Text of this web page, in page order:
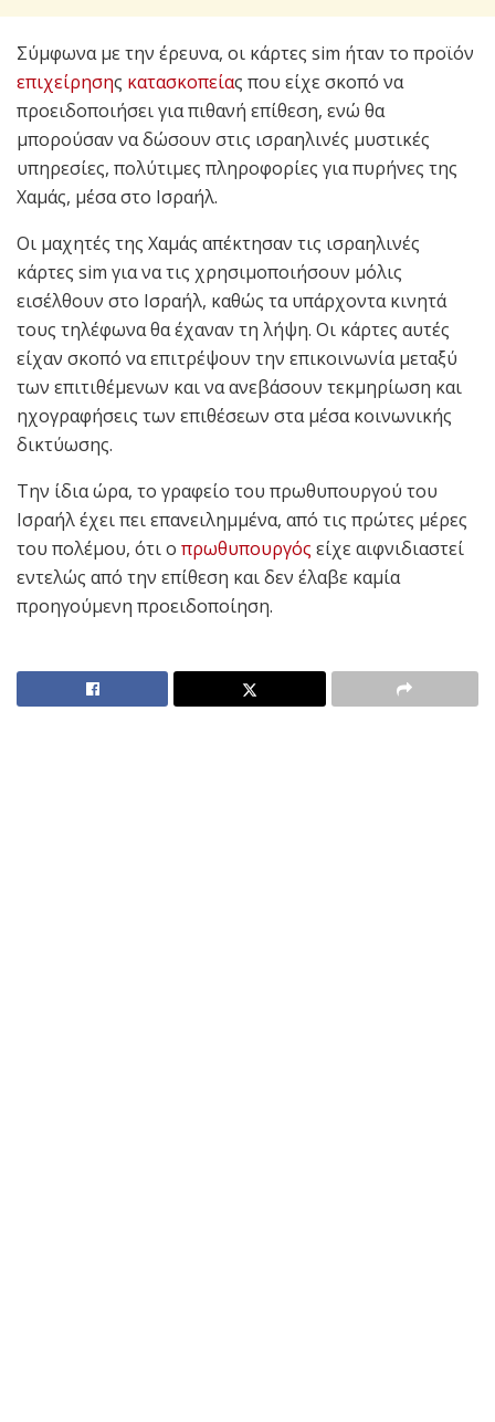
Σύμφωνα με την έρευνα, οι κάρτες sim ήταν το προϊόν
επιχείρησης κατασκοπείας που είχε σκοπό να
προειδοποιήσει για πιθανή επίθεση, ενώ θα
μπορούσαν να δώσουν στις ισραηλινές μυστικές
υπηρεσίες, πολύτιμες πληροφορίες για πυρήνες της
Χαμάς, μέσα στο Ισραήλ.
Οι μαχητές της Χαμάς απέκτησαν τις ισραηλινές
κάρτες sim για να τις χρησιμοποιήσουν μόλις
εισέλθουν στο Ισραήλ, καθώς τα υπάρχοντα κινητά
τους τηλέφωνα θα έχαναν τη λήψη. Οι κάρτες αυτές
είχαν σκοπό να επιτρέψουν την επικοινωνία μεταξύ
των επιτιθέμενων και να ανεβάσουν τεκμηρίωση και
ηχογραφήσεις των επιθέσεων στα μέσα κοινωνικής
δικτύωσης.
Την ίδια ώρα, το γραφείο του πρωθυπουργού του
Ισραήλ έχει πει επανειλημμένα, από τις πρώτες μέρες
του πολέμου, ότι ο πρωθυπουργός είχε αιφνιδιαστεί
εντελώς από την επίθεση και δεν έλαβε καμία
προηγούμενη προειδοποίηση.